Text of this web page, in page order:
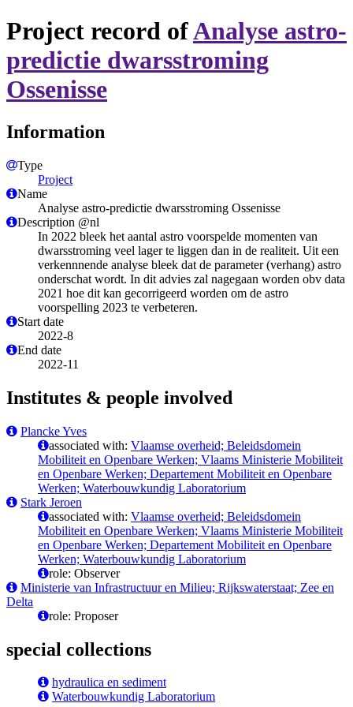
Project record ofAnalyse astro-
predictie dwarsstroming
Ossenisse
Information
Type
Project
Name
Analyse astro-predictie dwarsstroming Ossenisse
Description @nl
In 2022 bleek het aantal astro voorspelde momenten van
dwarsstroming veel lager te liggen dan in de realiteit. Uit een
verkennnende analyse bleek dat de parameter (verhang) astro
onderschat wordt. In dit advies zal nagegaan worden obv data
2021 hoe dit kan gecorrigeerd worden om de astro
voorspelling 2023 te verbeteren.
Start date
2022-8
End date
2022-11
Institutes & people involved
Plancke Yves
associated with: Vlaamse overheid; Beleidsdomein
Mobiliteit en Openbare Werken; Vlaams Ministerie Mobiliteit
en Openbare Werken; Departement Mobiliteit en Openbare
Werken; Waterbouwkundig Laboratorium
Stark Jeroen
associated with: Vlaamse overheid; Beleidsdomein
Mobiliteit en Openbare Werken; Vlaams Ministerie Mobiliteit
en Openbare Werken; Departement Mobiliteit en Openbare
Werken; Waterbouwkundig Laboratorium
role: Observer
Ministerie van Infrastructuur en Milieu; Rijkswaterstaat; Zee en
Delta
role: Proposer
special collections
hydraulica en sediment
Waterbouwkundig Laboratorium